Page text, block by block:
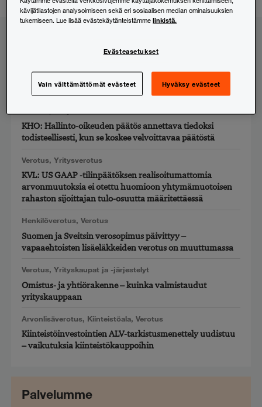
LinkedIn
– hallituksen esitysluonnos julkaistu
KHO: Hallinto-oikeuden päätös annettava tiedoksi
todisteellisesti, kun se koskee velvoittavaa päätöstä
Verotus, Yritysverotus
KVL: US GAAP -tilinpäätöksen realisoitumattomia
arvonmuutoksia ei otettu huomioon yhtymämuotoisen
rahaston sijoittajan tulo-osuutta määritettäessä
Henkilöverotus, Verotus
Suomen ja Sveitsin verosopimus päivittyy –
vapaaehtoisten lisäeläkkeiden verotus on muuttumassa
Verotus, Yrityskaupat ja -järjestelyt
Omistus- ja yhtiörakenne – kuinka valmistaudut
yrityskauppaan
Arvonlisäverotus, Kiinteistöala, Verotus
Kiinteistöinvestointien ALV-tarkistusmenettely uudistuu
– vaikutuksia kiinteistökauppoihin
Palvelumme
kävijätilastojen analysoimiseen sekä eri sosiaalisen median ominaisuuksien
tukemiseen. Lue lisää evästekäytänteistämmelinkistä.
Evästeasetukset
Vain välttämättömät evästeet Hyväksy evästeet